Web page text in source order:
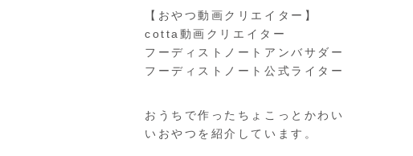
【おやつ動画クリエイター】
cotta動画クリエイター
フーディストノートアンバサダー
フーディストノート公式ライター
おうちで作ったちょこっとかわい
いおやつを紹介しています。